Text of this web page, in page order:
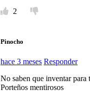
2
Pinocho
hace 3 meses Responder
No saben que inventar para
Porteños mentirosos